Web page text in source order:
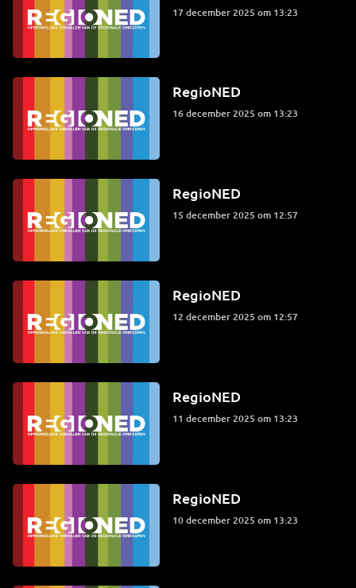
17 december 2025 om 13:23
RegioNED
16 december 2025 om 13:23
RegioNED
15 december 2025 om 12:57
RegioNED
12 december 2025 om 12:57
RegioNED
11 december 2025 om 13:23
RegioNED
10 december 2025 om 13:23